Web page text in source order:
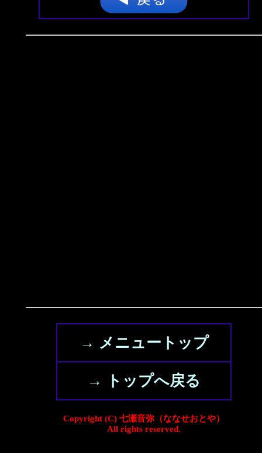
→ メニュートップ
→ トップへ戻る
Copyright (C) 七瀬音弥（ななせおとや）
All rights reserved.